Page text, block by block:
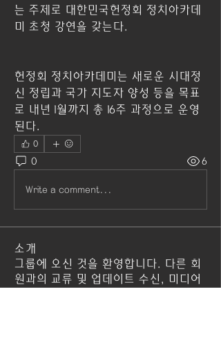
는 주제로 대한민국헌정회 정치아카데
미 초청 강연을 갖는다.
헌정회 정치아카데미는 새로운 시대정
신 정립과 국가 지도자 양성 등을 목표
로 내년 1월까지 총 16주 과정으로 운영
된다.
0
0 6
Write a comment...
소개
그룹에 오신 것을 환영합니다. 다른 회
원과의 교류 및 업데이트 수신, 미디어